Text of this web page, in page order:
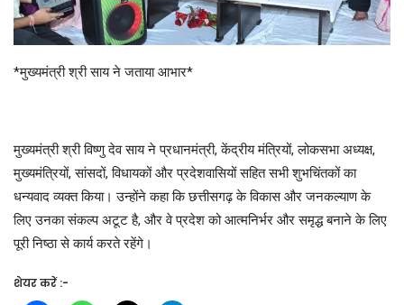
*मुख्यमंत्री श्री साय ने जताया आभार*
मुख्यमंत्री श्री विष्णु देव साय ने प्रधानमंत्री, केंद्रीय मंत्रियों, लोकसभा अध्यक्ष,
मुख्यमंत्रियों, सांसदों, विधायकों और प्रदेशवासियों सहित सभी शुभचिंतकों का
धन्यवाद व्यक्त किया। उन्होंने कहा कि छत्तीसगढ़ के विकास और जनकल्याण के
लिए उनका संकल्प अटूट है, और वे प्रदेश को आत्मनिर्भर और समृद्ध बनाने के लिए
पूरी निष्ठा से कार्य करते रहेंगे।
शेयर करें :-